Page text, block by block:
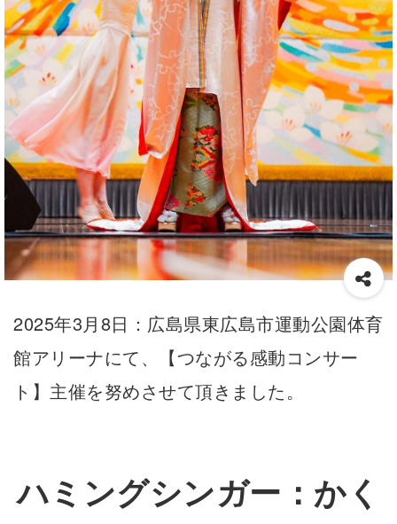
2025年3月8日：広島県東広島市運動公園体育
館アリーナにて、【つながる感動コンサー
ト】主催を努めさせて頂きました。
ハミングシンガー：かく